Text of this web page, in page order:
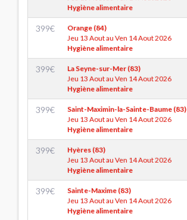
Hygiène alimentaire
399€
Orange (84)
Jeu 13 Aout au Ven 14 Aout 2026
Hygiène alimentaire
399€
La Seyne-sur-Mer (83)
Jeu 13 Aout au Ven 14 Aout 2026
Hygiène alimentaire
399€
Saint-Maximin-la-Sainte-Baume (83)
Jeu 13 Aout au Ven 14 Aout 2026
Hygiène alimentaire
399€
Hyères (83)
Jeu 13 Aout au Ven 14 Aout 2026
Hygiène alimentaire
399€
Sainte-Maxime (83)
Jeu 13 Aout au Ven 14 Aout 2026
Hygiène alimentaire